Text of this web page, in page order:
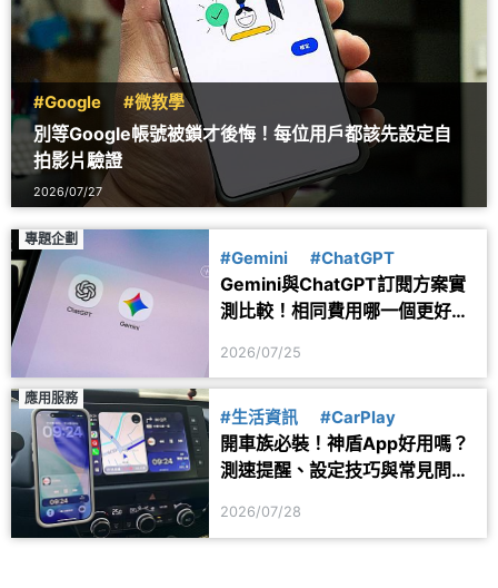
#Google #微教學
別等Google帳號被鎖才後悔！每位用戶都該先設定自
拍影片驗證
2026/07/27
專題企劃
#Gemini #ChatGPT
Gemini與ChatGPT訂閱方案實
測比較！相同費用哪一個更好
2026/07/25
應用服務
#生活資訊 #CarPlay
開車族必裝！神盾App好用嗎？
測速提醒、設定技巧與常見問題
2026/07/28